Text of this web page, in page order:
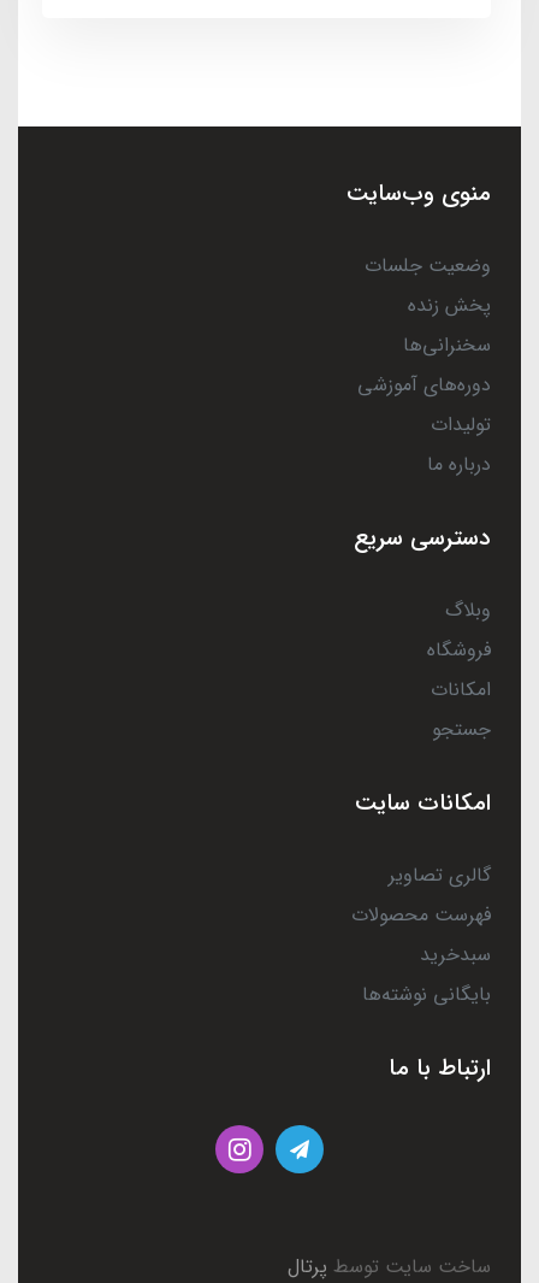
منوی وب‌سایت
وضعیت جلسات
پخش زنده
سخنرانی‌ها
دوره‌های آموزشی
تولیدات
درباره ما
دسترسی سریع
وبلاگ
فروشگاه
امکانات
جستجو
امکانات سایت
گالری تصاویر
فهرست محصولات
سبدخرید
بایگانی نوشته‌ها
ارتباط با ما
ساخت سایت توسط پرتال